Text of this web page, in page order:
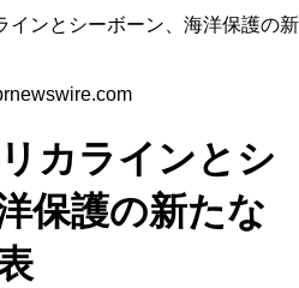
インとシーボーン、海洋保護の新
カラインとシ
保護の新たな